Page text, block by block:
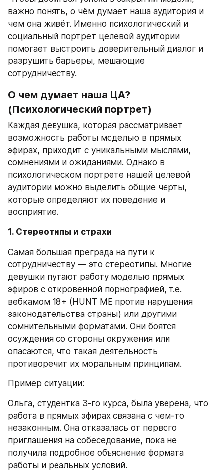
важно понять, о чём думает наша аудитория и
чем она живёт. Именно психологический и
социальный портрет целевой аудитории
помогает выстроить доверительный диалог и
разрушить барьеры, мешающие
сотрудничеству.
О чем думает наша ЦА?
(Психологический портрет)
Каждая девушка, которая рассматривает
возможность работы моделью в прямых
эфирах, приходит с уникальными мыслями,
сомнениями и ожиданиями. Однако в
психологическом портрете нашей целевой
аудитории можно выделить общие черты,
которые определяют их поведение и
восприятие.
1. Стереотипы и страхи
Самая большая преграда на пути к
сотрудничеству — это стереотипы. Многие
девушки путают работу моделью прямых
эфиров с откровенной порнографией, т.е.
вебкамом 18+ (HUNT ME против нарушения
законодательства страны) или другими
сомнительными форматами. Они боятся
осуждения со стороны окружения или
опасаются, что такая деятельность
противоречит их моральным принципам.
Пример ситуации:
Ольга, студентка 3-го курса, была уверена, что
работа в прямых эфирах связана с чем-то
незаконным. Она отказалась от первого
приглашения на собеседование, пока не
получила подробное объяснение формата
работы и реальных условий.